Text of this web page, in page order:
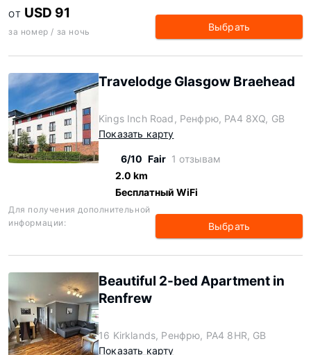
ОТ USD 91
за номер / за ночь Выбрать
Travelodge Glasgow Braehead
Kings Inch Road, Ренфрю, PA4 8XQ, GB
Показать карту
6/10 Fair 1 отзывам
2.0 km
Бесплатный WiFi
Для получения дополнительной
информации:
Выбрать
Beautiful 2-bed Apartment in
Renfrew
16 Kirklands, Ренфрю, PA4 8HR, GB
Показать карту